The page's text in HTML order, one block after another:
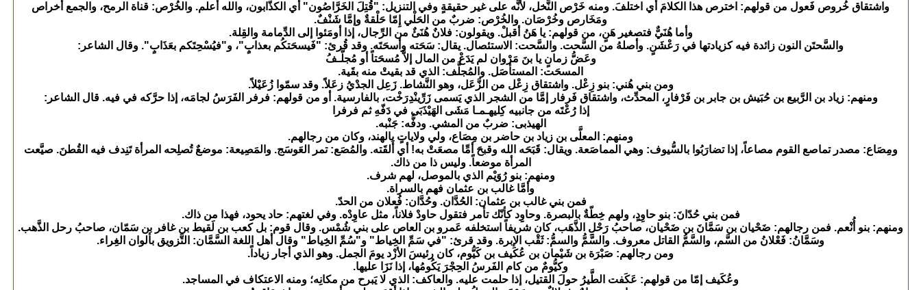
واشتقاق خُروص فَعول من قولهم: اخترص هذا الكلامَ أي اختلفَ. ومنه خَرْص النَّخل، لأنَّه على غير حقيقةٍ وفي التنزيل: "قُتِلَ الخَرَّاصُون" أي الكذّابون، والله أعلم. والخُرْص: قناة الرمح، والجمع أخراص
ومَخَارص وخُرْصَان. والخُرْص: ضربٌ من الحَلْي إِمّا حَلْقةٌ وإمَّا شَنْفٌ.
وأما هُنَيٌّ فتصغير هَنٍ، من قولهم: يا هَنُ أقبلْ. ويقولون: فلانٌ هُنَئٌ من الرِّجال، إذا أومَئوا إلى الدِّمامة والقِلة.
والسَّحتَن النون زائدة فيه كزيادتها في رَعْشَنٍ. وأصلهُ من السَّحت. والسَّحت: الاستئصال. يقال: سَحَته وأسحَتَه. وقد قُرئ: "فَيسحَتكُم بعذابٍ"، و"فيُسْحِتَكم بعَذَابٍ". وقال الشاعر:
وعَضُّ زمانٍ يا بنَ مَرْوان لم يَدَعْ من المال إلاَّ مُسحَتاً أو مُجلَّـفُ
المسحَت: المستأصَل. والمُجلَّف: الذي قد بقيتْ منه بقَية.
ومن بني هُني: بنو زِعْل. واشتقاق زِعْل من الزَّعَل، وهو النَّشاط. زَعِل الجدْيُ زعَلاً. وقد سمّوا زُعَيْلاً.
ومنهم: زياد بن الرَّبيع بن حُبَيش بن جابر بن فَرْفارٍ، المحدِّث، واشتقاق فَرفار إمَّا من الشجر الذي يَسمى زَرِّينْدِرَخْت، بالفارسية. أو من قولهم: فرفر الفَرَسُ لجامَه، إذا حرَّكه في فيه. قال الشاعر:
إذا رُعْتَه من جانبيه كِليهـمـا مَشَى الهَيْذَبَى في دَفّهِ ثم فرفرا
الهيذبى: ضربٌ من المشي. ودفُّه: جَنْبه.
ومنهم: المعلَّى بن زياد بن حاضر بن مِصَاع، ولي ولاياتٍ بالهند، وكان من رجالهم.
ومِصَاع: مصدر تماصع القوم مصاعاً، إذا تضارَبُوا بالسُّيوف: وهي المماصَعة. ويقال: قَبَحَه الله وقبحَ أمِّا مصعَتْ به! أي أَلقَته. والمُصَع: تمر العَوسَج. والمَصِيعة: موضعٌ تُصلِحه المرأة تَنِدف فيه القُطنَ. صيَّعت
المرأة موضعاً. وليس ذا من ذاك.
ومنهم: بنو رُوَيْم الذي بالموصل، لهم شرف.
وأمَّا غالب بن عثمان فهم بالسراة.
فمن بني غالب بن عثمان: الحُدَّان. وحُدَّان: فُعلان من الحدّ.
فمن بني حُدّانَ: بنو حاوِدٍ، ولهم خِطّةٌ بالبصرة. وحاوِِد كأنّك تأمر فتقول حاودْ فلاناً، مثل عاوِدْه. وفي لغتهم: حاد يحود، فهذا من ذاك.
ومنهم: بنو أُنْعم. فمن رجالهم: ضَحْيان بن سَمَّانَ بن ضَحْيان، صاحبُ رَحْلِ الذَّهَب، كان شريفاً استخلفه عَمرو بن العاص على بني شُمْس. وقال قوم: بل كعب بن لَقيط بن غافر بن سَمّان، صاحبُ رحل الذَّهب.
وسَمَّانُ: فَعْلانُ من السَّم، والسَّمُّ القاتل معروف. والسَّمُّ والسمُّ: ثَقْب الإبرة. وقد قرئ: "في سَمِّ الخِياط" و"سُمِّ الخِياط" وقال أهل اللغة السَّمَّان: التَّزويق بألوان الغِراء.
ومن رجالهم: صَبْرَة بن شَيْمان بن عُكَيف بن كَيُّوم، كان رئيسَ الأزْد يومَ الجمل. وهو الذي أجار زياداً.
وكيُّومٌ من كام الفَرسُ الحِجْرَ يَكُومُها، إذا نَزَا عليها.
وعُكَيف إمّا من قولهم: عَكَفت الطَّيرُ حولَ القتيل، إذا حلمت عليه. والعاكف: الذي لا يَبرح من مكانِه؛ ومنه الاعتكاف في المساجد.